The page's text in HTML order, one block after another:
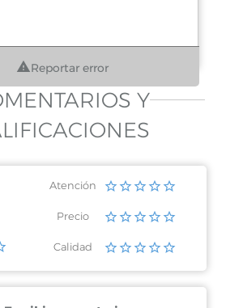
Reportar error
Y
Atención
Precio
Calidad